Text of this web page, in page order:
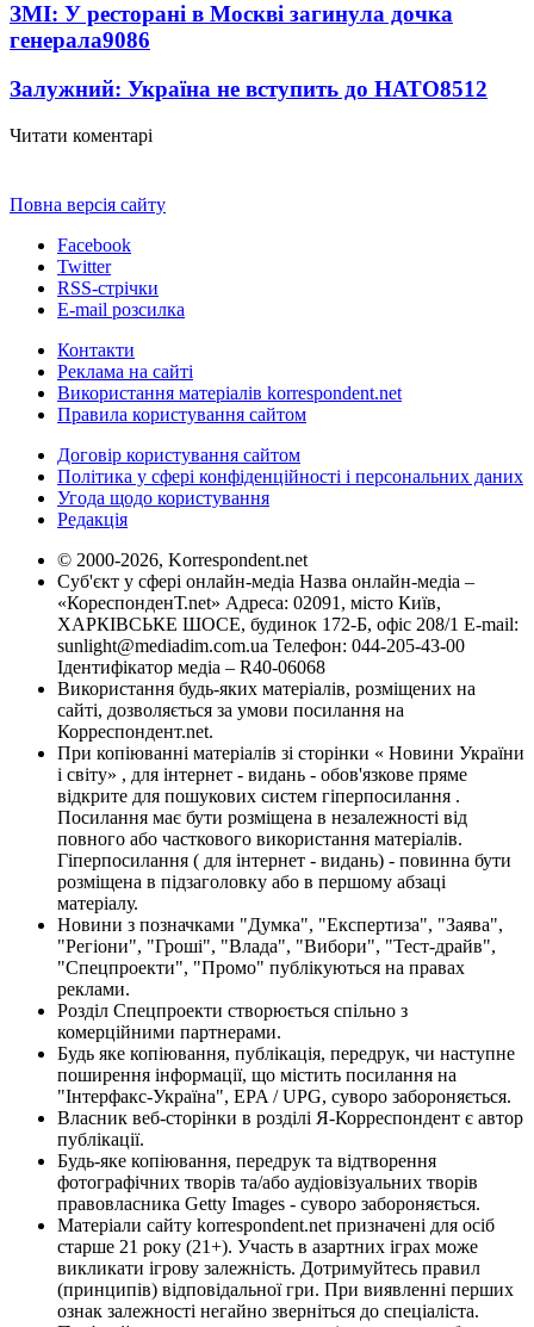
ЗМІ: У ресторані в Москві загинула дочка
генерала9086
Залужний: Україна не вступить до НАТО8512
Читати коментарі
Повна версія сайту
Facebook
Twitter
RSS-стрічки
E-mail розсилка
Контакти
Реклама на сайті
Використання матеріалів korrespondent.net
Правила користування сайтом
Договір користування сайтом
Політика у сфері конфіденційності і персональних даних
Угода щодо користування
Редакція
© 2000-2026, Korrespondent.net
Суб'єкт у сфері онлайн-медіа Назва онлайн-медіа –
«КореспонденТ.net» Адреса: 02091, місто Київ,
ХАРКІВСЬКЕ ШОСЕ, будинок 172-Б, офіс 208/1 E-mail:
sunlight@mediadim.com.ua Телефон: 044-205-43-00
Ідентифікатор медіа – R40-06068
Використання будь-яких матеріалів, розміщених на
сайті, дозволяється за умови посилання на
Корреспондент.net.
При копіюванні матеріалів зі сторінки « Новини України
і світу» , для інтернет - видань - обов'язкове пряме
відкрите для пошукових систем гіперпосилання .
Посилання має бути розміщена в незалежності від
повного або часткового використання матеріалів.
Гіперпосилання ( для інтернет - видань) - повинна бути
розміщена в підзаголовку або в першому абзаці
матеріалу.
Новини з позначками "Думка", "Експертиза", "Заява",
"Регіони", "Гроші", "Влада", "Вибори", "Тест-драйв",
"Спецпроекти", "Промо" публікуються на правах
реклами.
Розділ Спецпроекти створюється спільно з
комерційними партнерами.
Будь яке копіювання, публікація, передрук, чи наступне
поширення інформації, що містить посилання на
"Інтерфакс-Україна", EPA / UPG, суворо забороняється.
Власник веб-сторінки в розділі Я-Корреспондент є автор
публікації.
Будь-яке копіювання, передрук та відтворення
фотографічних творів та/або аудіовізуальних творів
правовласника Getty Images - суворо забороняється.
Матеріали сайту korrespondent.net призначені для осіб
старше 21 року (21+). Участь в азартних іграх може
викликати ігрову залежність. Дотримуйтесь правил
(принципів) відповідальної гри. При виявленні перших
ознак залежності негайно зверніться до спеціаліста.